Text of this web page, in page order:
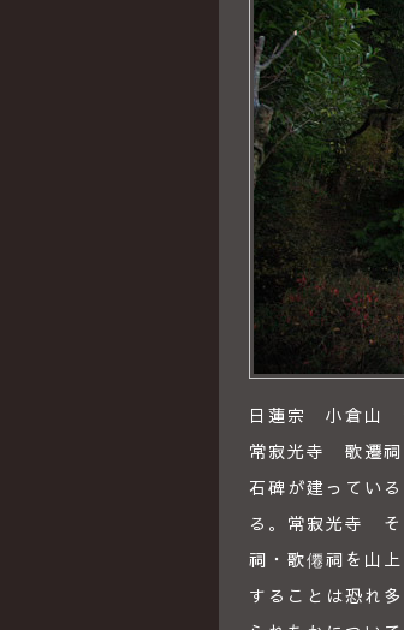
日蓮宗 小倉山
常寂光寺 歌遷祠
石碑が建ってい
る。常寂光寺 そ
祠・歌僊祠を山
することは恐れ